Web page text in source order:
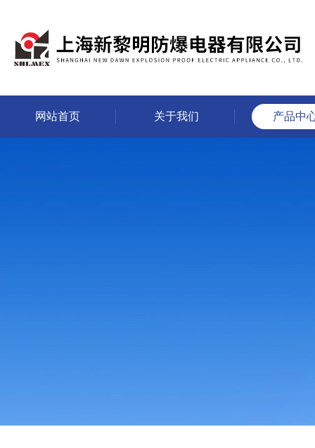
网站首页 关于我们 产品中